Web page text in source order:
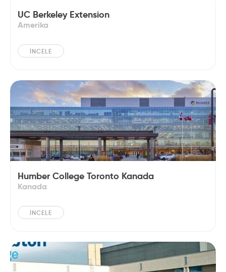
UC Berkeley Extension
Amerika
İNCELE
Humber College Toronto Kanada
Kanada
İNCELE